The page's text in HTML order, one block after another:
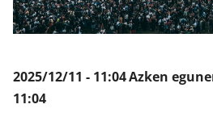
2025/12/11 - 11:04Azken
11:04